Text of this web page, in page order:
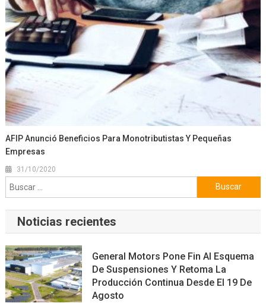
AFIP Anunció Beneficios Para Monotributistas Y Pequeñas
Empresas
31/10/2020
Buscar:
Noticias recientes
General Motors Pone Fin Al Esquema
De Suspensiones Y Retoma La
Producción Continua Desde El 19 De
Agosto